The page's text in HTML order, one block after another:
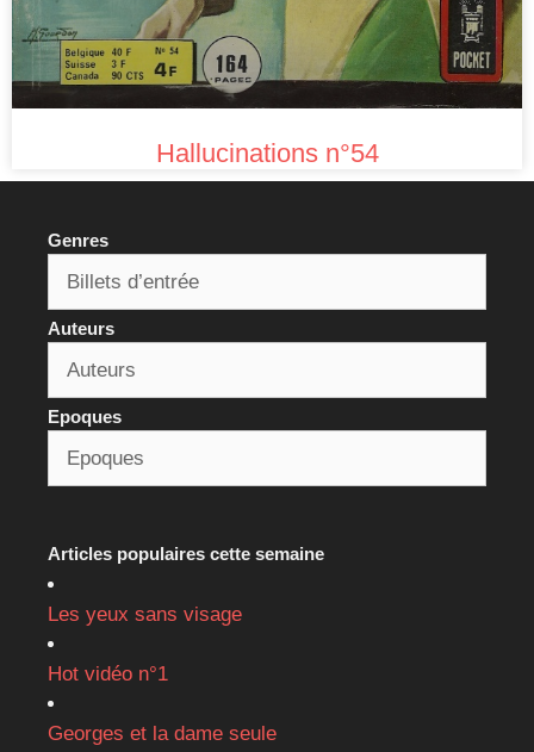
Hallucinations n°54
Genres
Auteurs
Epoques
Articles populaires cette semaine
Les yeux sans visage
Hot vidéo n°1
Georges et la dame seule